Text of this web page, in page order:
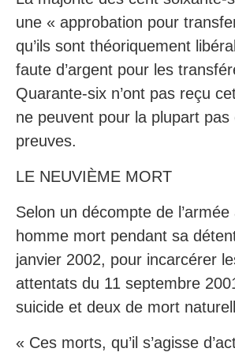
une « approbation pour
qu’ils sont théoriquement
faute d’argent pour les
Quarante-six n’ont pas reçu
ne peuvent pour la plupart
preuves.
LE NEUVIÈME MORT
Selon un décompte de
homme mort pendant sa
janvier 2002, pour incarcérer
attentats du 11 septembre
suicide et deux de mort
« Ces morts, qu’il s’agisse